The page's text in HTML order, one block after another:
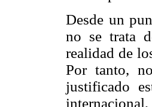
Desde un
no se trata
realidad de
Por tanto,
justificado